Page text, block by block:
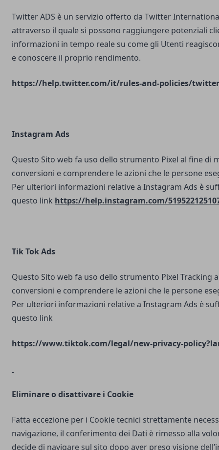
Twitter ADS è un servizio offerto da Twitter
attraverso il quale si possono raggiungere potenziali
informazioni in tempo reale su come gli Utenti
e conoscere il proprio rendimento.
https://help.twitter.com/it/rules-and-policies/
Instagram Ads
Questo Sito web fa uso dello strumento Pixel al fine di
conversioni e comprendere le azioni che le persone
Per ulteriori informazioni relative a Instagram Ads è
questo link https://help.instagram.com/
Tik Tok Ads
Questo Sito web fa uso dello strumento Pixel Tracking
conversioni e comprendere le azioni che le persone
Per ulteriori informazioni relative a Instagram Ads è
questo link
https://www.tiktok.com/legal/new-privacy-
Eliminare o disattivare i Cookie
Fatta eccezione per i Cookie tecnici strettamente
navigazione, il conferimento dei Dati è rimesso alla
decide di navigare sul sito dopo aver preso visione